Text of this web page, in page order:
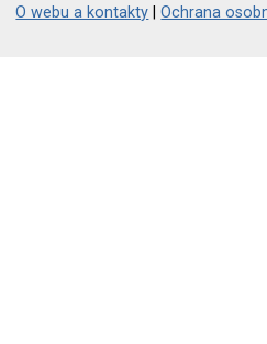
O webu a kontakty |Ochrana